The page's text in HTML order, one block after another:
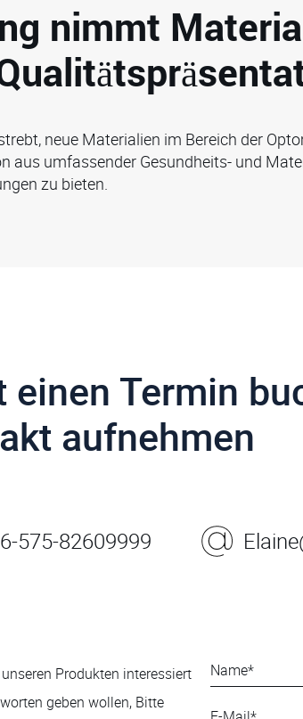
nimmt
neue Materialien im Bereich der
aus umfassender Gesundheits- und
zu bieten.
einen Termin
aufnehmen
575-82609999
Produkten interessiert
geben wollen, Bitte